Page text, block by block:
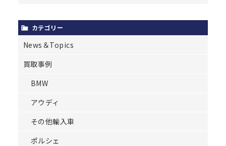
カテゴリー
News＆Topics
買取事例
BMW
アウディ
その他輸入車
ポルシェ